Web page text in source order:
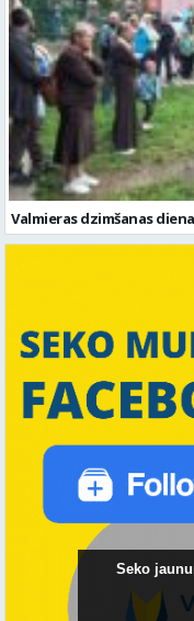
Valmieras dzimšanas
Seko